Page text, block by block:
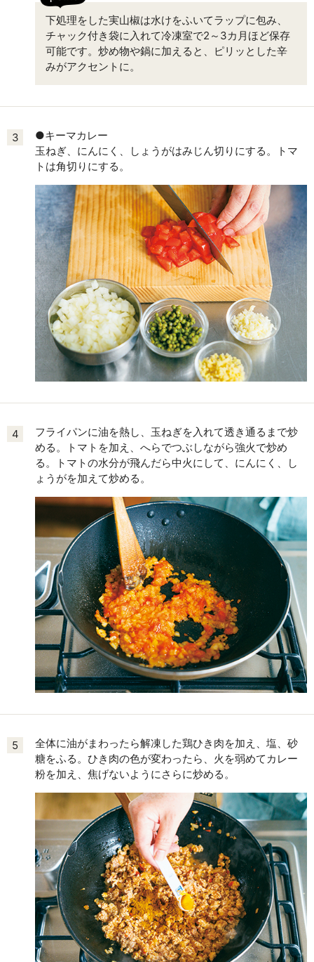
下処理をした実山椒は水けをふいてラップに包み、
チャック付き袋に入れて冷凍室で2～3カ月ほど保存
可能です。炒め物や鍋に加えると、ピリッとした辛
みがアクセントに。
3
●キーマカレー
玉ねぎ、にんにく、しょうがはみじん切りにする。トマ
トは角切りにする。
4
フライパンに油を熱し、玉ねぎを入れて透き通るまで炒
める。トマトを加え、へらでつぶしながら強火で炒め
る。トマトの水分が飛んだら中火にして、にんにく、し
ょうがを加えて炒める。
5
全体に油がまわったら解凍した鶏ひき肉を加え、塩、砂
糖をふる。ひき肉の色が変わったら、火を弱めてカレー
粉を加え、焦げないようにさらに炒める。